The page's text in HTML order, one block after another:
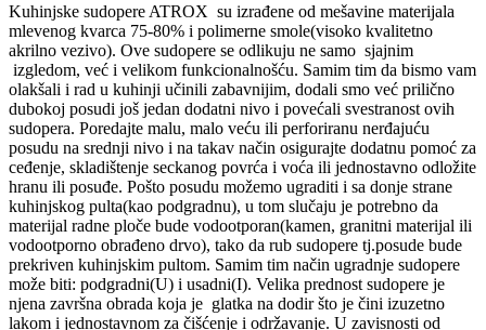
Kuhinjske sudopere ATROX su izrađene od mešavine materijala
mlevenog kvarca 75-80% i polimerne smole(visoko kvalitetno
akrilno vezivo). Ove sudopere se odlikuju ne samo sjajnim
izgledom, već i velikom funkcionalnošću. Samim tim da bismo vam
olakšali i rad u kuhinji učinili zabavnijim, dodali smo već prilično
dubokoj posudi još jedan dodatni nivo i povećali svestranost ovih
sudopera. Poredajte malu, malo veću ili perforiranu nerđajuću
posudu na srednji nivo i na takav način osigurajte dodatnu pomoć za
ceđenje, skladištenje seckanog povrća i voća ili jednostavno odložite
hranu ili posuđe. Pošto posudu možemo ugraditi i sa donje strane
kuhinjskog pulta(kao podgradnu), u tom slučaju je potrebno da
materijal radne ploče bude vodootporan(kamen, granitni materijal ili
vodootporno obrađeno drvo), tako da rub sudopere tj.posude bude
prekriven kuhinjskim pultom. Samim tim način ugradnje sudopere
može biti: podgradni(U) i usadni(I). Velika prednost sudopere je
njena završna obrada koja je glatka na dodir što je čini izuzetno
lakom i jednostavnom za čišćenje i održavanje. U zavisnosti od